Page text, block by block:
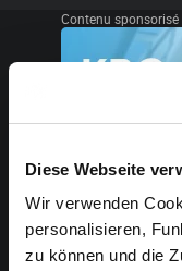
Diese Webseite
Wir verwenden
personalisieren,
zu können und die
Contenu sponsorisé